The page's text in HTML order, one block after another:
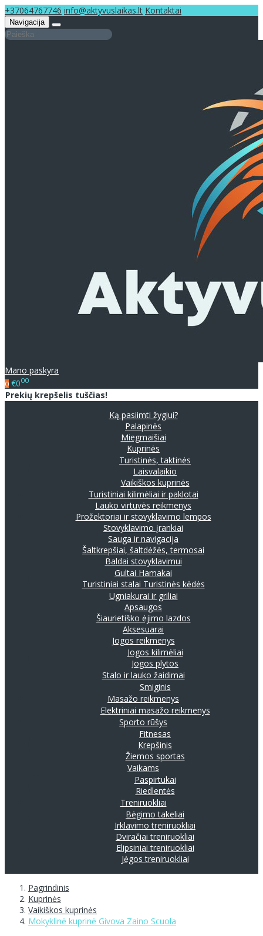
+37064767746 info@aktyvuslaikas.lt Kontaktai
Navigacija
Mano paskyra
0 €000
Prekių krepšelis tuščias!
Ką pasiimti žygiui?
Palapinės
Miegmaišiai
Kuprinės
Turistinės, taktinės
Laisvalaikio
Vaikiškos kuprinės
Turistiniai kilimėliai ir paklotai
Lauko virtuvės reikmenys
Prožektoriai ir stovyklavimo lempos
Stovyklavimo įrankiai
Sauga ir navigacija
Šaltkrepšiai, šaltdėžės, termosai
Baldai stovyklavimui
Gultai Hamakai
Turistiniai stalai Turistinės kėdės
Ugniakurai ir griliai
Apsaugos
Šiaurietiško ėjimo lazdos
Aksesuarai
Jogos reikmenys
Jogos kilimėliai
Jogos plytos
Stalo ir lauko žaidimai
Smiginis
Masažo reikmenys
Elektriniai masažo reikmenys
Sporto rūšys
Fitnesas
Krepšinis
Žiemos sportas
Vaikams
Paspirtukai
Riedlentės
Treniruokliai
Bėgimo takeliai
Irklavimo treniruokliai
Dviračiai treniruokliai
Elipsiniai treniruokliai
Jėgos treniruokliai
Pagrindinis
Kuprinės
Vaikiškos kuprinės
Mokyklinė kuprinė Givova Zaino Scuola